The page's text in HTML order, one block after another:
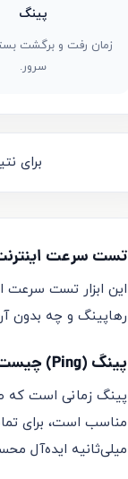
پینگ
زمان رفت و برگشت
سرور.
برای
تست سرعت
این ابزار تست سرعت
رهاپینگ و چه بدون
پینگ (Ping) چیست و عدد خوب چقدر است؟
میلی‌ثانیه ایده‌آل